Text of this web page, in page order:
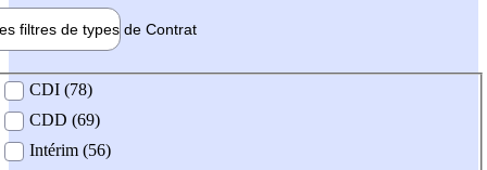
filtres de types de Contrat
contrat
CDI (78)
CDD (69)
Intérim (56)